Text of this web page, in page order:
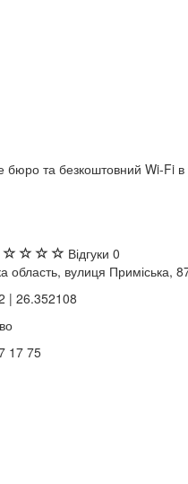
та безкоштовний Wi-Fi в
Відгуки 0
область, вулиця Приміська,
| 26.352108
17 75